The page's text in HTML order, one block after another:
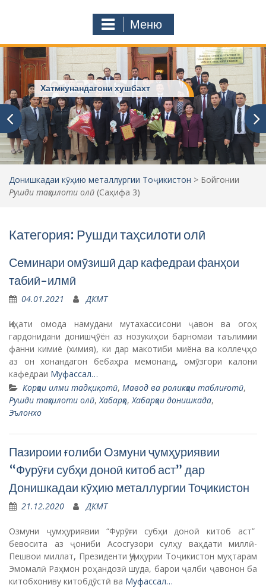
ӯ
и
:
Меню
Хатмкунандагони хушбахт
Донишкадаи кӯҳию металлургии Тоҷикистон > Бойгонии
Рушди таҳсилоти олӣ (Саҳифа 3)
Категория: Рушди таҳсилоти олӣ
Семинари омӯзишӣ дар кафедраи фанҳои
табиӣ-илмӣ
04.01.2021 ДКМТ
Ҷиҳати омода намудани мутахассисони ҷавон ва огоҳ
гардонидани донишҷӯён аз нозукиҳои барномаи таълимии
фанни кимиё (химия), ки дар макотиби миёна ва коллеҷҳо
аз он хонандагон бебаҳра мемонанд, омӯзгори калони
кафедраи Муфассал…
Корҳои илми тадқиқотӣ, Мавод ва роликҳои таблиғотӣ,
Рушди таҳсилоти олӣ, Хабарҳо, Хабарҳои донишкада,
Эълонхо
Пазироии ғолиби Озмуни ҷумҳуриявии
“Фурӯғи субҳи доноӣ китоб аст” дар
Донишкадаи кӯҳию металлургии Тоҷикистон
21.12.2020 ДКМТ
Озмуни ҷумҳуриявии “Фурӯғи субҳи доноӣ китоб аст”
бевосита аз ҷониби Асосгузори сулҳу ваҳдати миллӣ-
Пешвои миллат, Президенти Ҷумҳурии Тоҷикистон муҳтарам
Эмомалӣ Раҳмон роҳандозӣ шуда, барои ҷалби ҷавонон ба
китобхониву китобдӯстӣ ва Муфассал…